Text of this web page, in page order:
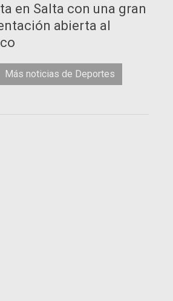
en Salta con una gran
abierta al
Más noticias de Deportes